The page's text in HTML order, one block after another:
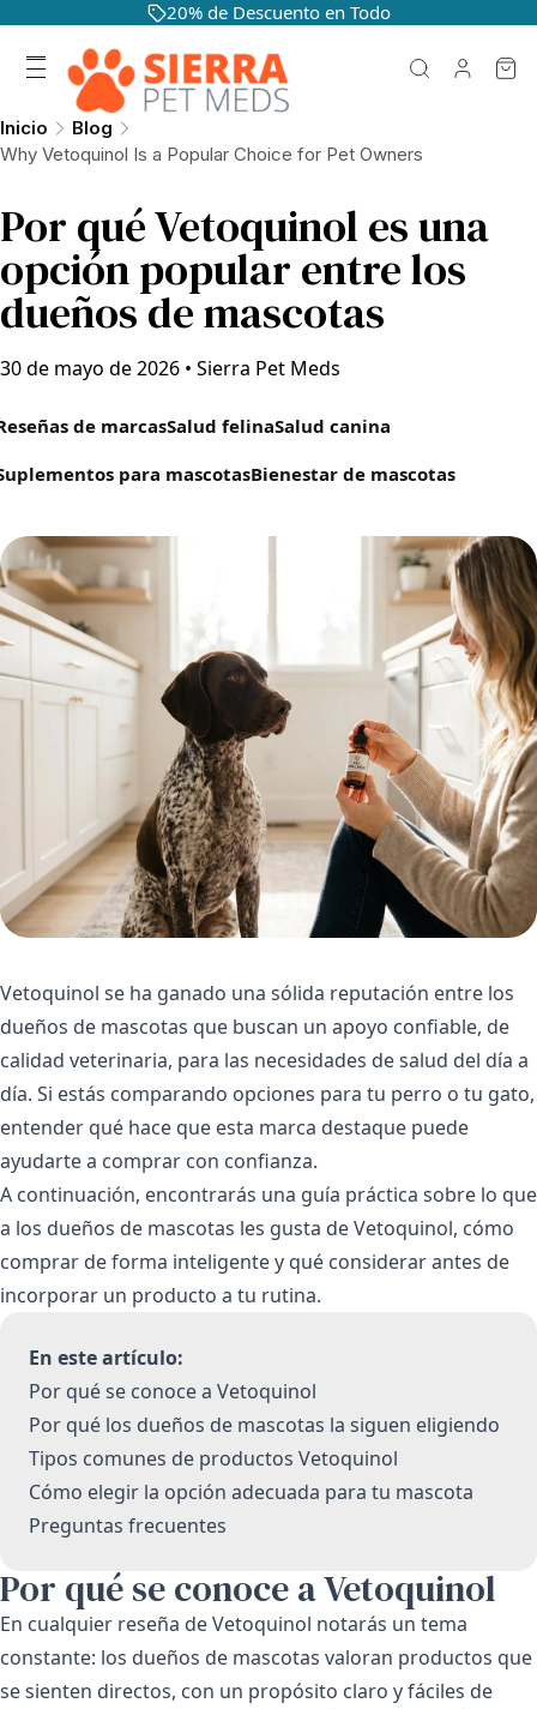
20% de Descuento en Todo
Inicio
Blog
Why Vetoquinol Is a Popular Choice for Pet Owners
Por qué Vetoquinol es una
opción popular entre los
dueños de mascotas
30 de mayo de 2026 • Sierra Pet Meds
de marcasSalud felinaSalud canina
para mascotasBienestar de mascotas
Vetoquinol se ha ganado una sólida reputación entre los
dueños de mascotas que buscan un apoyo confiable, de
calidad veterinaria, para las necesidades de salud del día a
día. Si estás comparando opciones para tu perro o tu gato,
entender qué hace que esta marca destaque puede
ayudarte a comprar con confianza.
A continuación, encontrarás una guía práctica sobre lo que
a los dueños de mascotas les gusta de Vetoquinol, cómo
comprar de forma inteligente y qué considerar antes de
incorporar un producto a tu rutina.
En este artículo:
Por qué se conoce a Vetoquinol
Por qué los dueños de mascotas la siguen eligiendo
Tipos comunes de productos Vetoquinol
Cómo elegir la opción adecuada para tu mascota
Preguntas frecuentes
Por qué se conoce a Vetoquinol
En cualquier reseña de Vetoquinol notarás un tema
constante: los dueños de mascotas valoran productos que
se sienten directos, con un propósito claro y fáciles de